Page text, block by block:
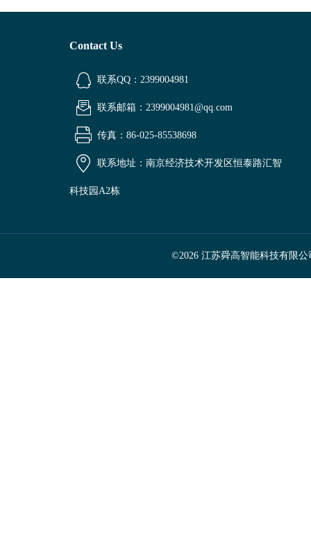
Contact Us
联系QQ：2399004981
联系邮箱：2399004981@qq.com
传真：86-025-85538698
联系地址：南京经济技术开发区恒泰路汇智
科技园A2栋
©2026 江苏舜高智能科技有限